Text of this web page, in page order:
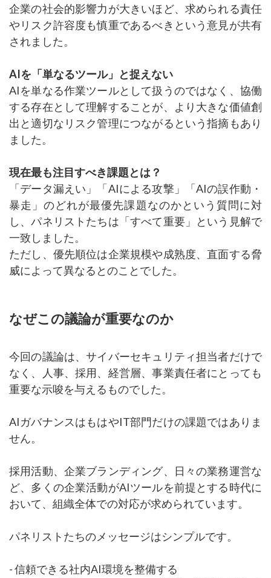
企業の社会的影響力が大きいほど、求められる責任
やリスク許容度も慎重であるべきという意見が共有
されました。
AIを「単なるツール」と捉えない
AIを単なる作業ツールとして扱うのではなく、協働
する存在として理解することが、より大きな価値創
出と適切なリスク管理につながるという指摘もあり
ました。
現在最も注目すべき課題とは？
「データ漏えい」「AIによる攻撃」「AIの誤作動・
暴走」のどれが最優先課題なのかという質問に対
し、パネリストたちは「すべて重要」という見解で
一致しました。
ただし、優先順位は企業規模や成熟度、直面する脅
威によって異なるとのことでした。
なぜこの議論が重要なのか
今回の議論は、サイバーセキュリティ担当者だけで
なく、人事、採用、経営層、事業責任者にとっても
重要な示唆を与えるものでした。
AIガバナンスはもはやIT部門だけの課題ではありま
せん。
採用活動、企業ブランディング、日々の業務運営な
ど、多くの企業活動がAIツールを前提とする時代に
おいて、組織全体での対応が求められています。
パネリストたちのメッセージはシンプルです。
- 信頼できる社内AI環境を整備する